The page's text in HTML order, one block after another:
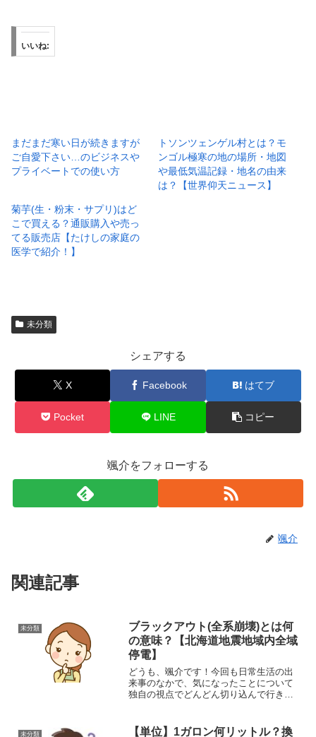
いいね:
まだまだ寒い日が続きますが
ご自愛下さい…のビジネスや
プライベートでの使い方
トソンツェンゲル村とは？モ
ンゴル極寒の地の場所・地図
や最低気温記録・地名の由来
は？【世界仰天ニュース】
菊芋(生・粉末・サプリ)はど
こで買える？通販購入や売っ
てる販売店【たけしの家庭の
医学で紹介！】
未分類
シェアする
X Facebook はてブ
Pocket LINE コピー
颯介をフォローする
颯介
関連記事
未分類
ブラックアウト(全系崩壊)とは何
の意味？【北海道地震地域内全域
停電】
どうも、颯介です！今回も日常生活の出
来事のなかで、気になったことについて
独自の視点でどんどん切り込んで行きい
は、『ブラックアウト』という言葉の意
未分類
【単位】1ガロン何リットル？換